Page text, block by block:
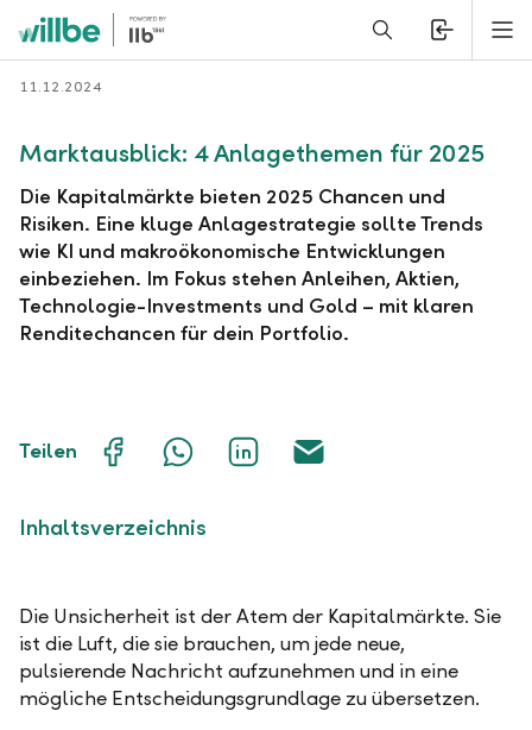
Alerts.Headline
11.12.2024
Marktausblick: 4 Anlagethemen für 2025
Die Kapitalmärkte bieten 2025 Chancen und
Risiken. Eine kluge Anlagestrategie sollte Trends
wie KI und makroökonomische Entwicklungen
einbeziehen. Im Fokus stehen Anleihen, Aktien,
Technologie-Investments und Gold – mit klaren
Renditechancen für dein Portfolio.
Teilen
Facebook WhatsAppLinkedIn
Inhaltsverzeichnis
Die Unsicherheit ist der Atem der Kapitalmärkte. Sie
ist die Luft, die sie brauchen, um jede neue,
pulsierende Nachricht aufzunehmen und in eine
mögliche Entscheidungsgrundlage zu übersetzen.